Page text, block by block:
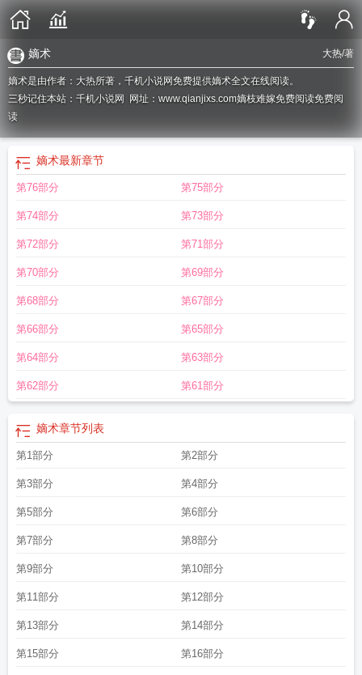
大热/著
嫡术
嫡术是由作者：大热所著，千机小说网免费提供嫡术全文在线阅读。
三秒记住本站：千机小说网 网址：www.qianjixs.com嫡枝难嫁免费阅读免费阅
读
嫡术最新章节
第76部分 第75部分
第74部分 第73部分
第72部分 第71部分
第70部分 第69部分
第68部分 第67部分
第66部分 第65部分
第64部分 第63部分
第62部分 第61部分
嫡术章节列表
第1部分 第2部分
第3部分 第4部分
第5部分 第6部分
第7部分 第8部分
第9部分 第10部分
第11部分 第12部分
第13部分 第14部分
第15部分 第16部分